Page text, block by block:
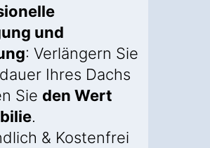
und
: Verlängern Sie
Ihres Dachs
Sie den Wert
.
& Kostenfrei